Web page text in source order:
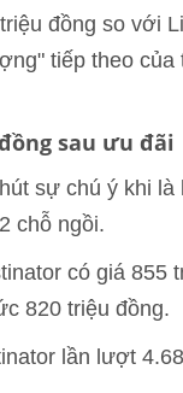
đồng so với
tiếp theo
sau ưu đãi
sự chú ý khi
chỗ ngồi.
có giá 855
820 triệu đồng.
lần lượt